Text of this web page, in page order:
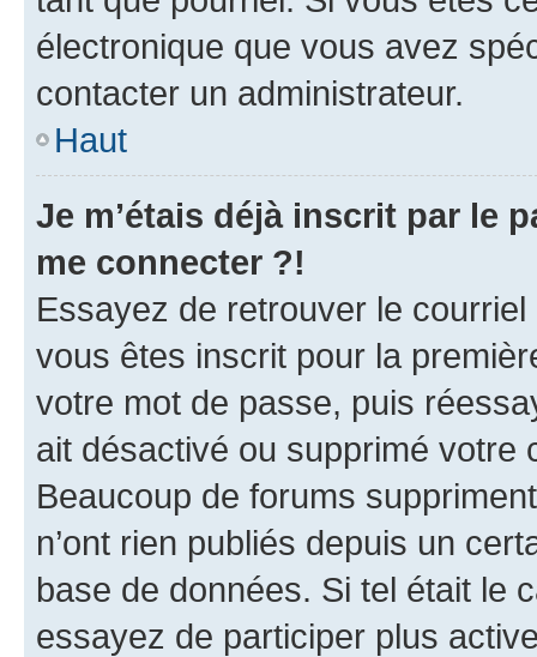
électronique que vous avez
contacter un administrateur.
Haut
Je m’étais déjà inscrit par le
me connecter ?!
Essayez de retrouver le
vous êtes inscrit pour la
votre mot de passe, puis
ait désactivé ou supprimé votre
Beaucoup de forums
n’ont rien publiés depuis un
base de données. Si tel était le
essayez de participer plus